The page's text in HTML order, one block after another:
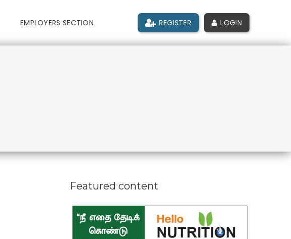
EMPLOYERS SECTION REGISTER LOGIN
Featured content